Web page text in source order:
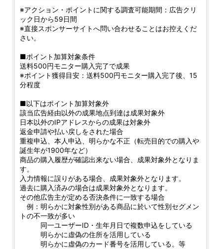
※アクション・ポイントに関する調査可能期間：広告クリ
ック日から59日間
※直接スポンサーサイトへ問い合わせることはお控えくだ
さい。
■ポイント加算対象条件
送料500円モニター購入完了で成果
※ポイント獲得目安：送料500円モニター購入完了後、15
分程度
■以下はポイント加算対象外
該当広告経由以外の成果地点到達は成果対象外
日本以外のIPアドレスからの成果は対象外
返金申請や払い戻しをされた場合
重複申込、本人申込、明らかな不正（転売目的での購入や
誕生年が1900年など）
商品の購入履歴が確認出来ない場合、成果対象外となりま
す。
入力情報に誤りがある場合、成果対象外となります。
過去に購入済みの場合は成果対象外となります。
その他広告主が定める否決条件に一致する場合
例：明らかに対象性別がある商品に於いて性別セグメン
トの不一致が多い
同一ユーザーID・生年月日で複数申込をしている
明らかに虚偽の住所を活用している
明らかに虚偽のカード番号を活用している。等